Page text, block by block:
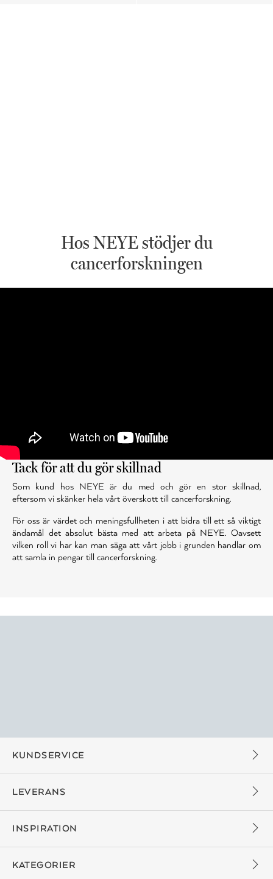
Hos NEYE stödjer du
cancerforskningen
Tack för att du gör skillnad
Som kund hos NEYE är du med och gör en stor skillnad,
eftersom vi skänker hela vårt överskott till cancerforskning.
För oss är värdet och meningsfullheten i att bidra till ett så viktigt
ändamål det absolut bästa med att arbeta på NEYE. Oavsett
vilken roll vi har kan man säga att vårt jobb i grunden handlar om
att samla in pengar till cancerforskning.
KUNDSERVICE
LEVERANS
INSPIRATION
KATEGORIER